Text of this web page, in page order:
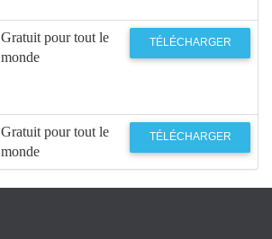
Gratuit pour tout le
monde
TÉLÉCHARGER
Gratuit pour tout le
monde
TÉLÉCHARGER